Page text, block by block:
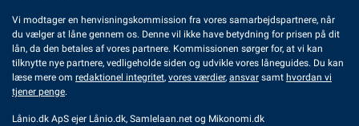
Vi modtager en henvisningskommission fra vores samarbejdspartnere, når
du vælger at låne gennem os. Denne vil ikke have betydning for prisen på dit
lån, da den betales af vores partnere. Kommissionen sørger for, at vi kan
tilknytte nye partnere, vedligeholde siden og udvikle vores låneguides. Du kan
læse mere om redaktionel integritet, vores værdier, ansvar samt hvordan vi
tjener penge.
Lånio.dk ApS ejer Lånio.dk, Samlelaan.net og Mikonomi.dk